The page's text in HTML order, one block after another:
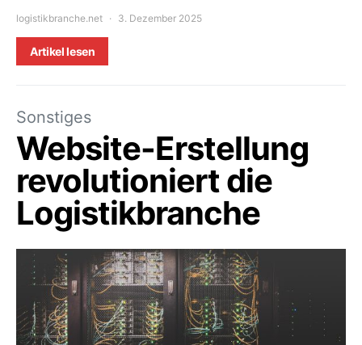
logistikbranche.net 3. Dezember 2025
Artikel lesen
Sonstiges
Website-Erstellung
revolutioniert die
Logistikbranche